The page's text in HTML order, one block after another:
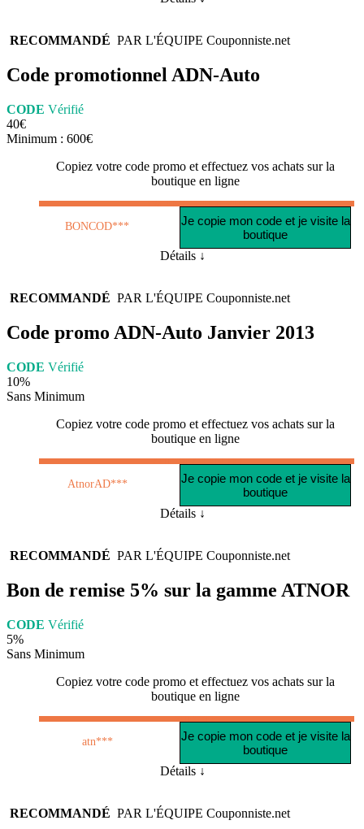
RECOMMANDÉ PAR L'ÉQUIPE Couponniste.net
Code promotionnel ADN-Auto
CODE Vérifié
40€
Minimum : 600€
Copiez votre code promo et effectuez vos achats sur la
boutique en ligne
BONCOD***
Je copie mon code et je visite la
boutique
Détails ↓
RECOMMANDÉ PAR L'ÉQUIPE Couponniste.net
Code promo ADN-Auto Janvier 2013
CODE Vérifié
10%
Sans Minimum
Copiez votre code promo et effectuez vos achats sur la
boutique en ligne
AtnorAD***
Je copie mon code et je visite la
boutique
Détails ↓
RECOMMANDÉ PAR L'ÉQUIPE Couponniste.net
Bon de remise 5% sur la gamme ATNOR
CODE Vérifié
5%
Sans Minimum
Copiez votre code promo et effectuez vos achats sur la
boutique en ligne
atn***
Je copie mon code et je visite la
boutique
Détails ↓
RECOMMANDÉ PAR L'ÉQUIPE Couponniste.net